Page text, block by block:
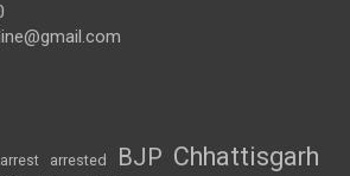
arrest arrested BJP Chhattisgarh